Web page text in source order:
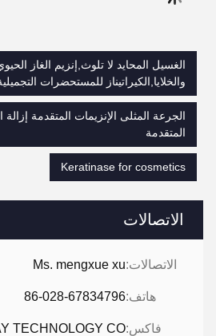
الاتصالات
الاتصالات:Ms. mengxue xu
هاتف:86-028-67834796
فاكس:TECHNOLOGY CO
الغسيل المحايد لا تلوث,إنزيم الغاز
والخلايا,الكيراتيناز للمستحضرات
الجرعة المثلى الإنزيمات المتقدمة إزالة
المتقدمة
Keratinase for cosmetics